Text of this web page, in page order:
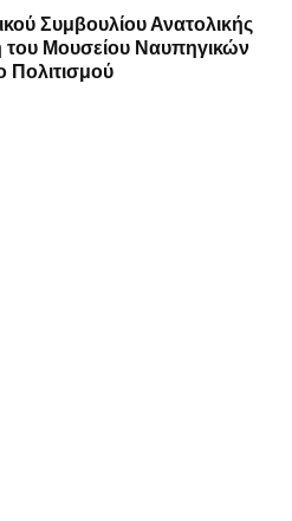
Συμβουλίου Ανατολικής
Μουσείου Ναυπηγικών
Πολιτισμού